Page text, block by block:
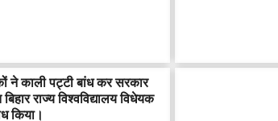
ने काली पट्टी बांध कर सरकार
बिहार राज्य विश्वविद्यालय विधेयक
किया।